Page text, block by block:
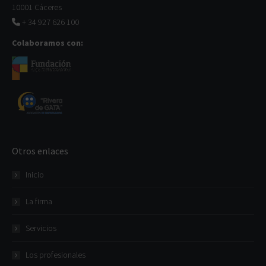
10001 Cáceres
+ 34 927 626 100
Colaboramos con:
Otros enlaces
Inicio
La firma
Servicios
Los profesionales